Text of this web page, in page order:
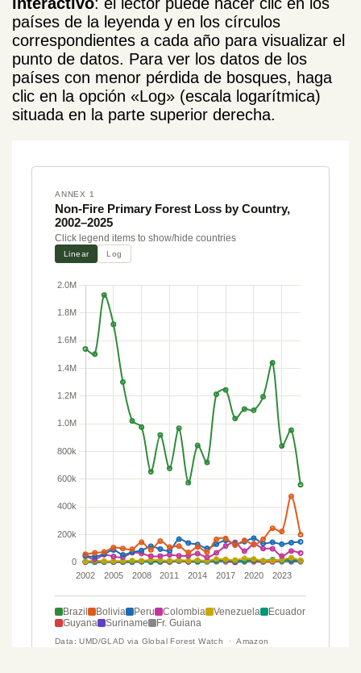
países de la leyenda y en los círculos
correspondientes a cada año para visualizar el
punto de datos. Para ver los datos de los
países con menor pérdida de bosques, haga
clic en la opción «Log» (escala logarítmica)
situada en la parte superior derecha.